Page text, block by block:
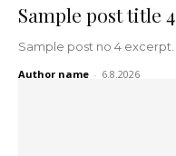
Sample post title 4
Sample post no 4 excerpt.
Author name - 6.8.2026